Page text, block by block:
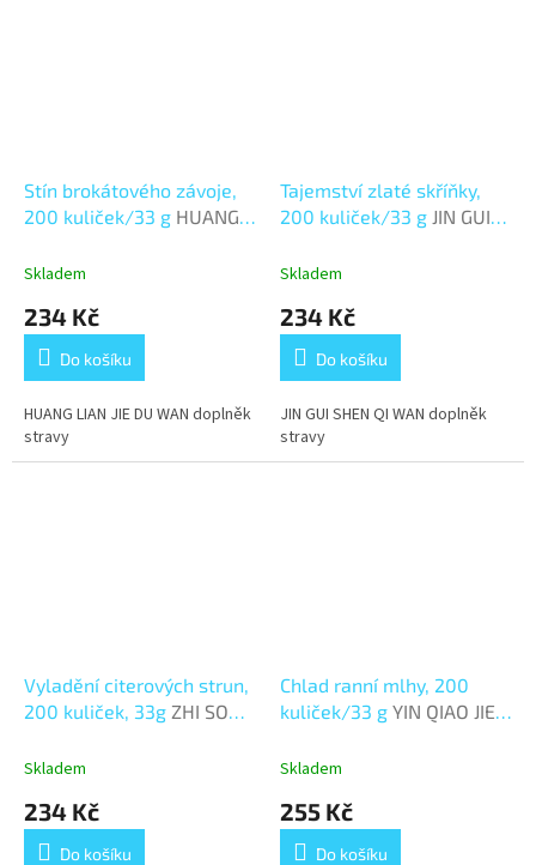
Stín brokátového závoje,
200 kuliček/33 g HUANG
Skladem
234 Kč
Do košíku
HUANG LIAN JIE DU WAN doplněk
stravy
Tajemství zlaté skříňky,
200 kuliček/33 g JIN GUI
Skladem
234 Kč
Do košíku
JIN GUI SHEN QI WAN doplněk
stravy
Vyladění citerových strun,
200 kuliček, 33g ZHI SOU
Skladem
234 Kč
Do košíku
Chlad ranní mlhy, 200
kuliček/33 g YIN QIAO JIE
Skladem
255 Kč
Do košíku